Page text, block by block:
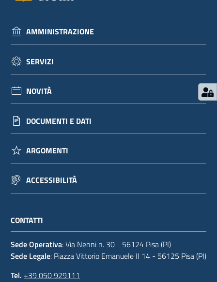
AMMINISTRAZIONE
SERVIZI
NOVITÀ
DOCUMENTI E DATI
ARGOMENTI
ACCESSIBILITÀ
CONTATTI
Sede Operativa: Via Nenni n. 30 - 56124 Pisa (PI)
Sede Legale: Piazza Vittorio Emanuele II 14 - 56125 Pisa (PI)
Tel. +39 050 929111